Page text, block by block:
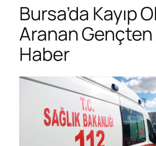
Bursa’da Kayıp
Aranan Gençten
Haber